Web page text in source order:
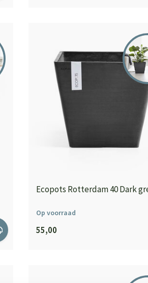
Ecopots Rotterdam 40 Dark
Op voorraad
55,00